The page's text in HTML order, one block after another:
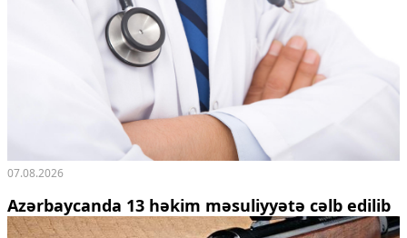
07.08.2026
Azərbaycanda 13 həkim məsuliyyətə cəlb edilib